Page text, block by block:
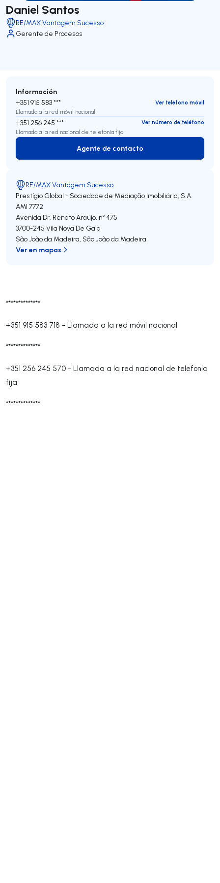
Daniel Santos
RE/MAX Vantagem Sucesso
Gerente de Procesos
**************
+351 915 583 718 - Llamada a la red móvil nacional
**************
+351 256 245 570 - Llamada a la red nacional de telefonía
fija
**************
Información
+351 915 583 ***
Ver teléfono móvil
Llamada a la red móvil nacional
+351 256 245 ***
Ver número de teléfono
Llamada a la red nacional de telefonía fija
Agente de contacto
Agente de contacto
RE/MAX Vantagem Sucesso
Prestígio Global - Sociedade de Mediação Imobiliária, S.A.
AMI 7772
Avenida Dr. Renato Araújo, nº 475
3700-245 Vila Nova De Gaia
São João da Madeira, São João da Madeira
Ver en mapas